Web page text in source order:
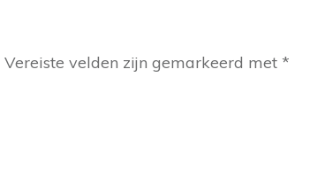
Vereiste velden zijn gemarkeerd met *